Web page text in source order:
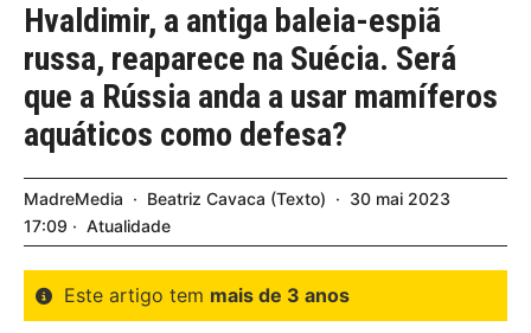
Hvaldimir, a antiga baleia-espiã
russa, reaparece na Suécia. Será
que a Rússia anda a usar mamíferos
aquáticos como defesa?
MadreMedia Beatriz Cavaca Texto 30 mai 2023
17:09
Atualidade
Este artigo tem mais de 3 anos